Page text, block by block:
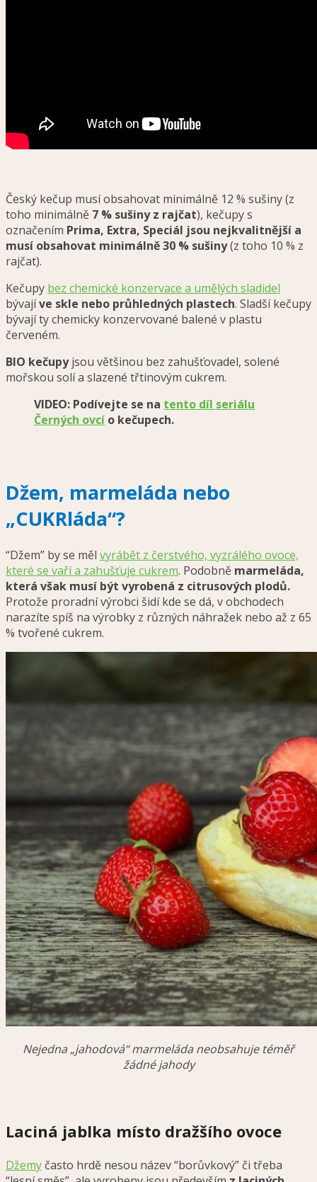
Český kečup musí obsahovat minimálně 12 % sušiny (z
toho minimálně 7 % sušiny z rajčat), kečupy s
označením Prima, Extra, Speciál jsou nejkvalitnější a
musí obsahovat minimálně 30 % sušiny(z toho 10 % z
rajčat).
Kečupy bez chemické konzervace a umělých sladidel
bývajíve skle nebo průhledných plastech. Sladší kečupy
bývají ty chemicky konzervované balené v plastu
červeném.
BIO kečupyjsou většinou bez zahušťovadel, solené
mořskou solí a slazené třtinovým cukrem.
VIDEO: Podívejte se na tento díl seriálu
Černých ovcí o kečupech.
Džem, marmeláda nebo
„CUKRláda“?
“Džem” by se měl vyrábět z čerstvého, vyzrálého ovoce,
které se vaří a zahušťuje cukrem. Podobně marmeláda,
která však musí být vyrobená z citrusových plodů.
Protože proradní výrobci šidí kde se dá, v obchodech
narazíte spíš na výrobky z různých náhražek nebo až z 65
% tvořené cukrem.
Nejedna „jahodová“ marmeláda neobsahuje téměř
žádné jahody
Laciná jablka místo dražšího ovoce
Džemy často hrdě nesou název “borůvkový” či třeba